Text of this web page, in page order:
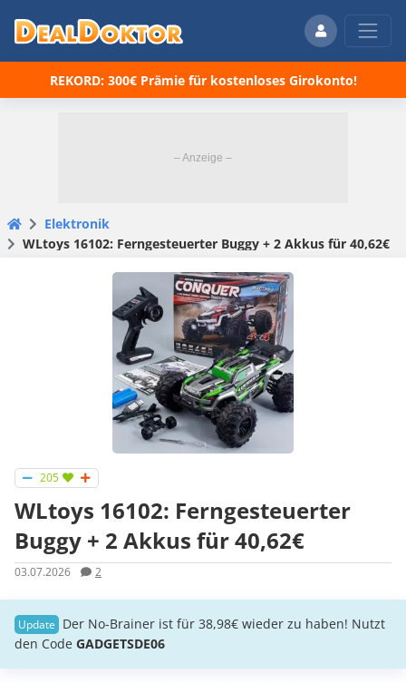
REKORD: 300€ Prämie für kostenloses Girokonto!
Elektronik
WLtoys 16102: Ferngesteuerter Buggy + 2 Akkus für 40,62€
205
WLtoys 16102: Ferngesteuerter
Buggy + 2 Akkus für 40,62€
03.07.2026 2
Der No-Brainer ist für 38,98€ wieder zu haben! Nutzt
den Code GADGETSDE06